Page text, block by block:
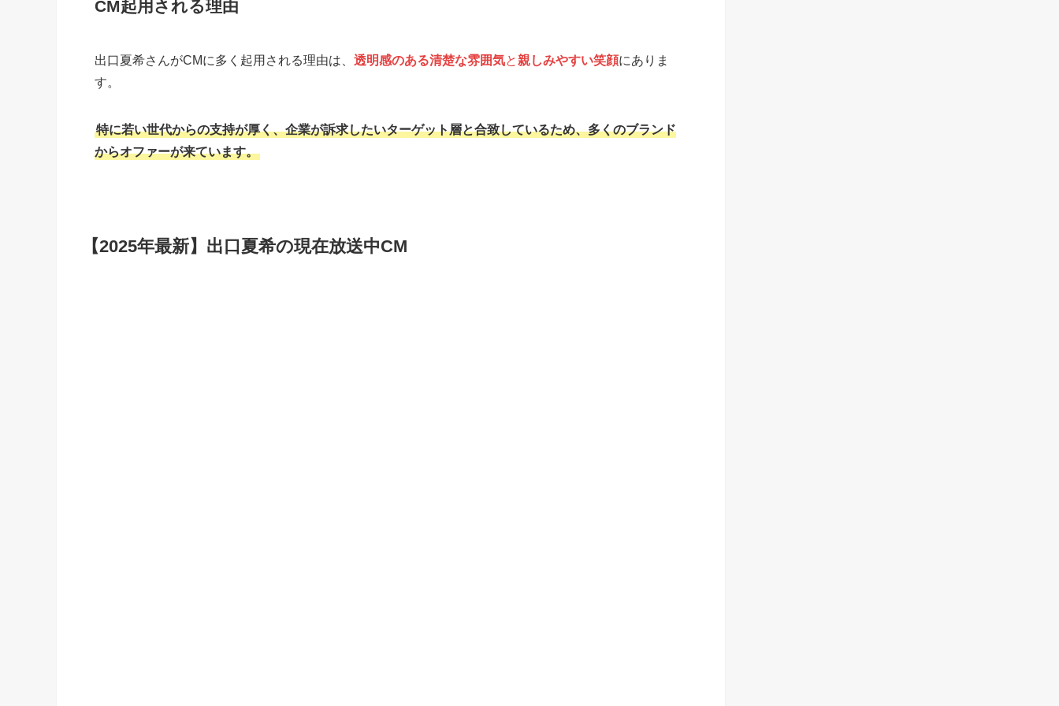
CM起用される理由
出口夏希さんがCMに多く起用される理由は、 透明感のある清楚な雰囲気と親しみやすい笑顔にありま
す。
特に若い世代からの支持が厚く、企業が訴求したいターゲット層と合致しているため、多くのブランド
からオファーが来ています。
【2025年最新】出口夏希の現在放送中CM